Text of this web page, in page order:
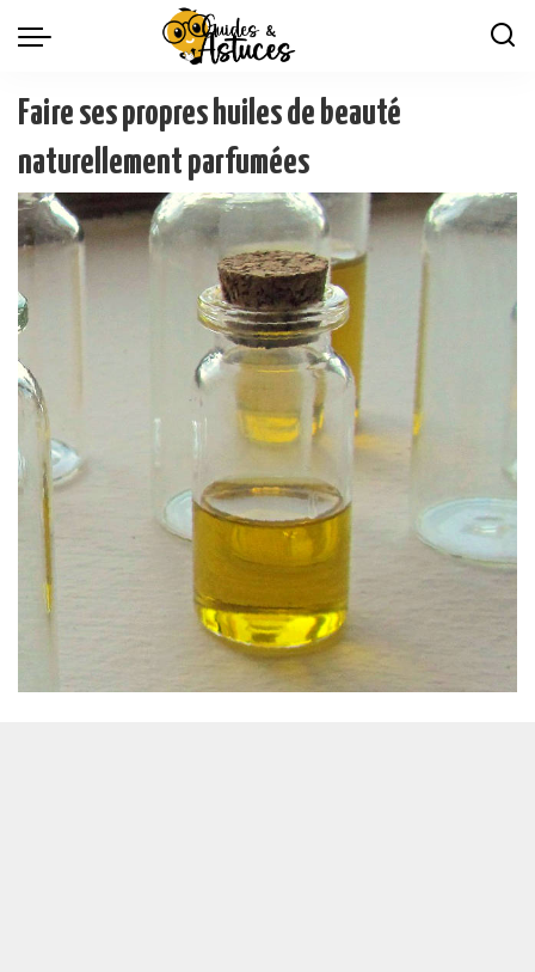
Faire ses propres huiles de beauté
naturellement parfumées